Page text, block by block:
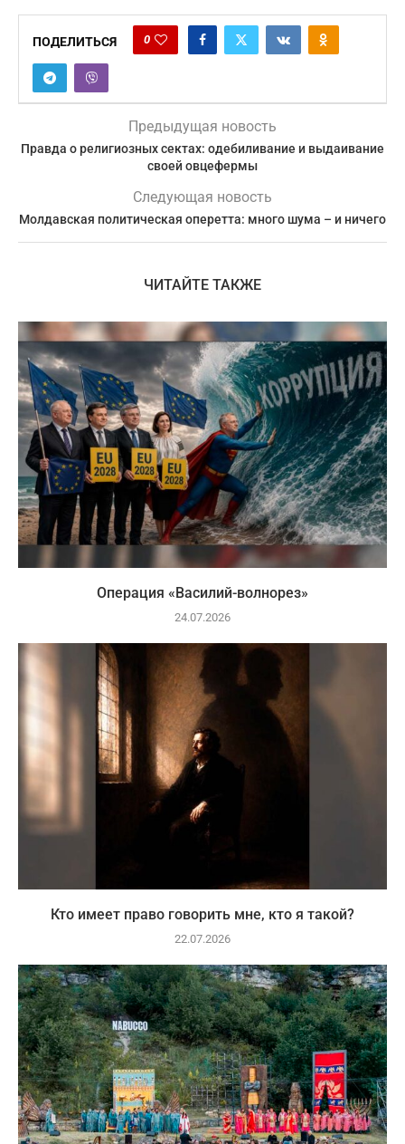
ПОДЕЛИТЬСЯ 0
Предыдущая новость
Правда о религиозных сектах: одебиливание и выдаивание
своей овцефермы
Следующая новость
Молдавская политическая оперетта: много шума – и ничего
ЧИТАЙТЕ ТАКЖЕ
Операция «Василий-волнорез»
24.07.2026
Кто имеет право говорить мне, кто я такой?
22.07.2026